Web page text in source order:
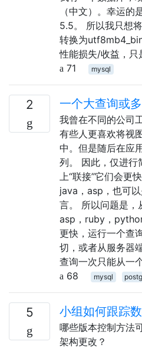
（中文）。幸运的
5.5。 所以我只想
转换为
性能损失/收益，只
71
mysql
2 一个大查询或
我曾在不同的公司
有些人更喜欢将视
中。但是随后在应
列。 因此，仅进行
上“联接”它们会更
java，asp，也可
言。 所以问题是，
asp，ruby，
更快，运行一个查
切，或者从服务器
查询一次只能从一
68
mysql
5 小组如何跟踪
哪些版本控制方法
架构更改？